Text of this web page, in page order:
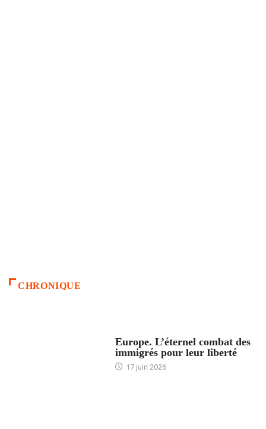
CHRONIQUE
Europe. L’éternel combat des
immigrés pour leur liberté
17 juin 2026